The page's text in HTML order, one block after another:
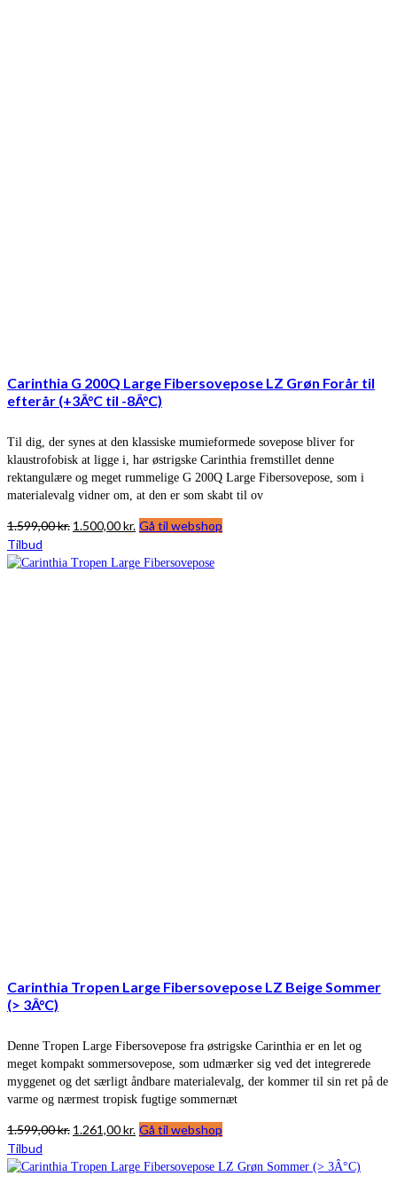
Carinthia G 200Q Large Fibersovepose LZ Grøn Forår til
efterår (+3Â°C til -8Â°C)
Til dig, der synes at den klassiske mumieformede sovepose bliver for
klaustrofobisk at ligge i, har østrigske Carinthia fremstillet denne
rektangulære og meget rummelige G 200Q Large Fibersovepose, som i
materialevalg vidner om, at den er som skabt til ov
1.599,00kr. Den
pris
1.500,00kr. Den
pris
Gå til webshop
Tilbud
Carinthia Tropen Large Fibersovepose LZ Beige Sommer
(> 3Â°C)
Denne Tropen Large Fibersovepose fra østrigske Carinthia er en let og
meget kompakt sommersovepose, som udmærker sig ved det integrerede
myggenet og det særligt åndbare materialevalg, der kommer til sin ret på de
varme og nærmest tropisk fugtige sommernæt
1.599,00kr. Den
pris
1.261,00kr. Den
pris
Gå til webshop
Tilbud